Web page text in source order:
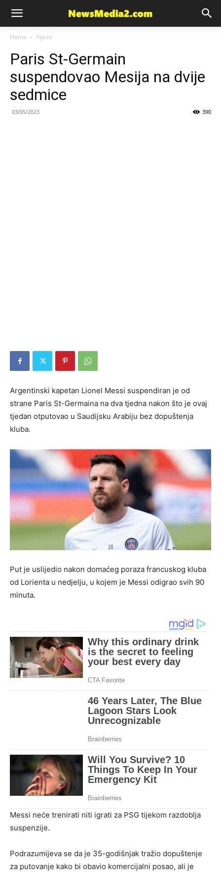
News
Media
Home Vijesti
Paris St-Germain
suspendovao Mesija na dvije
sedmice
03/05/2023 390
Argentinski kapetan Lionel Messi suspendiran je od
strane Paris St-Germaina na dva tjedna nakon što je ovaj
tjedan otputovao u Saudijsku Arabiju bez dopuštenja
kluba.
Put je uslijedio nakon domaćeg poraza francuskog kluba
od Lorienta u nedjelju, u kojem je Messi odigrao svih 90
minuta.
Messi neće trenirati niti igrati za PSG tijekom razdoblja
suspenzije.
Podrazumijeva se da je 35-godišnjak tražio dopuštenje
za putovanje kako bi obavio komercijalni posao, ali je